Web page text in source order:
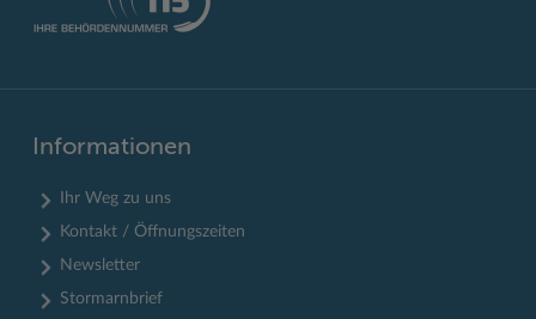
Informationen
Ihr Weg zu uns
Kontakt / Öffnungszeiten
Newsletter
Stormarnbrief